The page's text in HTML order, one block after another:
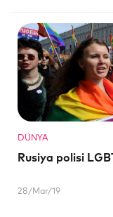
DÜNYA
Rusiya polisi
28/Mar/19